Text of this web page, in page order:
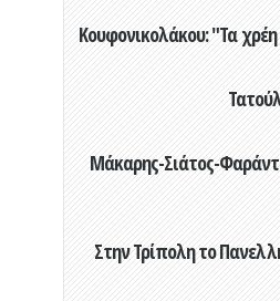
Κουφονικολάκου: "Τα
Μάκαρης-Σιάτος-
Στην Τρίπολη το